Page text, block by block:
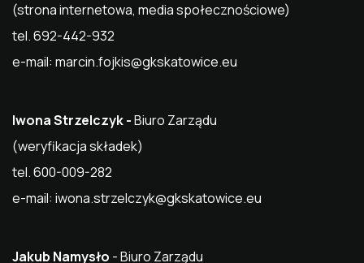
(strona internetowa, media społecznościowe)
tel. 692-442-932
e-mail: marcin.fojkis@gkskatowice.eu
Iwona Strzelczyk -Biuro Zarządu
(weryfikacja składek)
tel. 600-009-282
e-mail: iwona.strzelczyk@gkskatowice.eu
Jakub Namysło - Biuro Zarządu